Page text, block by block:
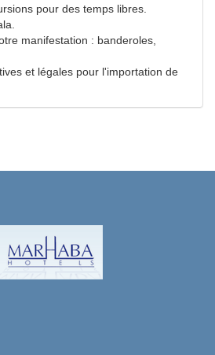
pour des temps libres.
manifestation : banderoles,
et légales pour l'importation de